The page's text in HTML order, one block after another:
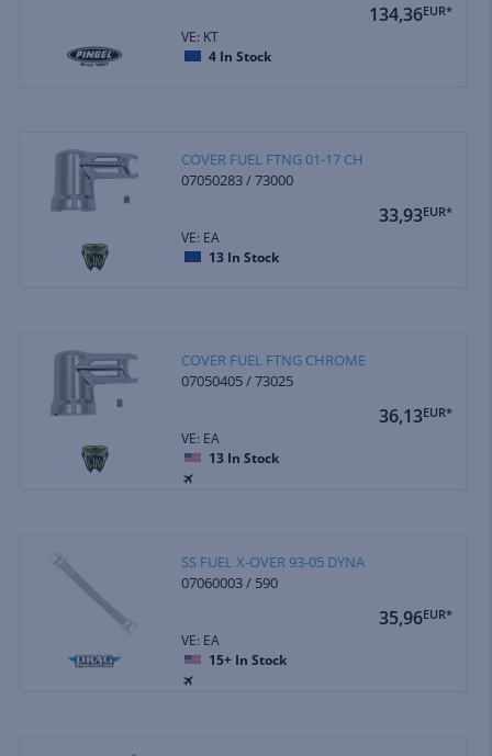
134,36EUR*
VE: KT
4 In Stock
COVER FUEL FTNG 01-17 CH
07050283 / 73000
33,93EUR*
VE: EA
13 In Stock
COVER FUEL FTNG CHROME
07050405 / 73025
36,13EUR*
VE: EA
13 In Stock
SS FUEL X-OVER 93-05 DYNA
07060003 / 590
35,96EUR*
VE: EA
15+ In Stock